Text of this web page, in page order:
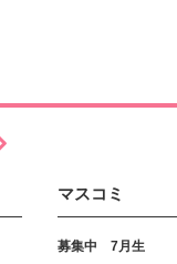
マスコミ
募集中 7月生